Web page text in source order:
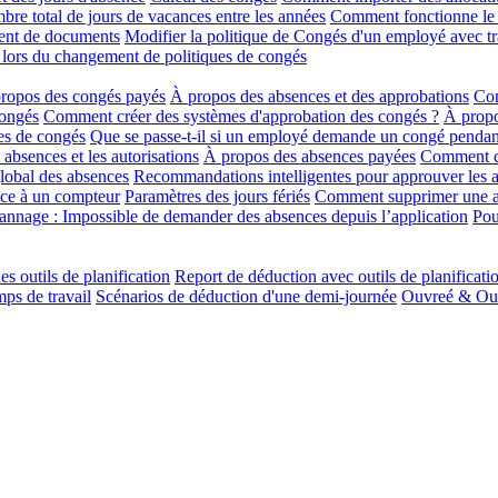
total de jours de vacances entre les années Comment fonctionne
de documents Modifier la politique de Congés d'un employé avec
du changement de politiques de congés
des congés payés À propos des absences et des approbations
Comment créer des systèmes d'approbation des congés ? À
de congés Que se passe-t-il si un employé demande un congé
et les autorisations À propos des absences payées Comment
des absences Recommandations intelligentes pour approuver les
à un compteur Paramètres des jours fériés Comment supprimer une
: Impossible de demander des absences depuis l’application
outils de planification Report de déduction avec outils de
de travail Scénarios de déduction d'une demi-journée Ouvreé &